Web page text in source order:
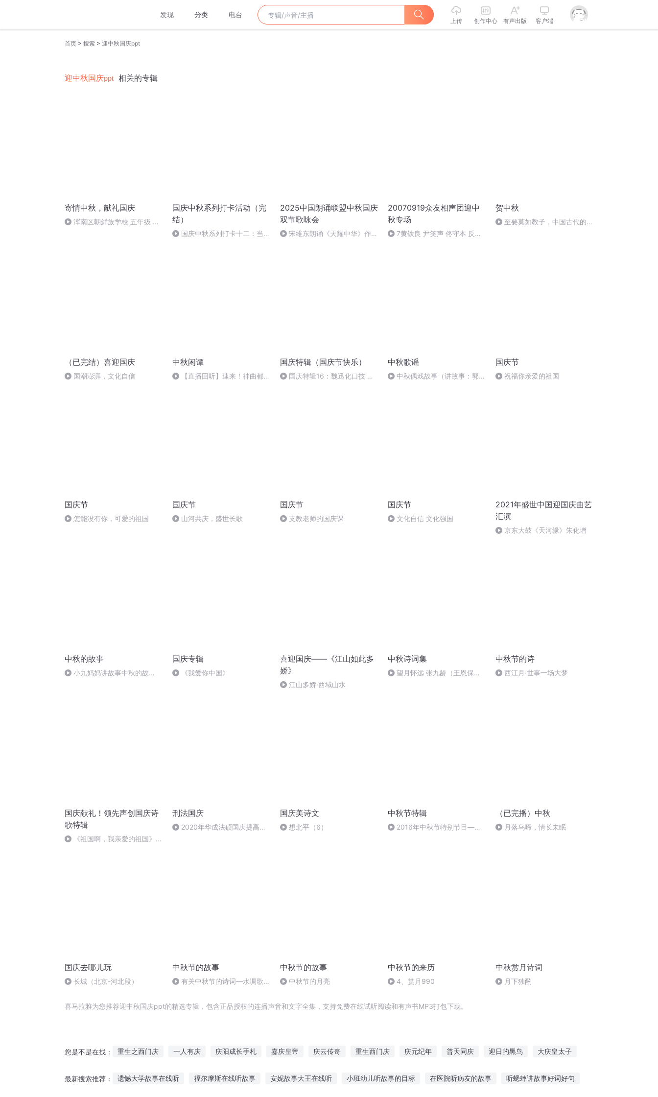
发现 分类 电台
上传 创作中心 有声出版 客户端
首页 > 搜索 > 迎中秋国庆ppt
迎中秋国庆ppt 相关的专辑
寄情中秋，献礼国庆
浑南区朝鲜族学校 五年级 孙
国庆中秋系列打卡活动（完
结）
国庆中秋系列打卡十二：当阳
2025中国朗诵联盟中秋国庆
双节歌咏会
宋维东朗诵《天耀中华》作
20070919众友相声团迎中
秋专场
7黄铁良 尹笑声 佟守本 反七
贺中秋
至要莫如教子，中国古代的家
（已完结）喜迎国庆
国潮澎湃，文化自信
中秋闲谭
【直播回听】速来！神曲都会
国庆特辑（国庆节快乐）
国庆特辑16：魏迅化口技 二
中秋歌谣
中秋偶戏故事（讲故事：郭
国庆节
祝福你亲爱的祖国
国庆节
怎能没有你，可爱的祖国
国庆节
山河共庆，盛世长歌
国庆节
支教老师的国庆课
国庆节
文化自信 文化强国
2021年盛世中国迎国庆曲艺
汇演
京东大鼓《天河缘》朱化增
中秋的故事
小九妈妈讲故事中秋的故
国庆专辑
《我爱你中国》
喜迎国庆——《江山如此多
娇》
江山多娇·西域山水
中秋诗词集
望月怀远 张九龄（王恩保吟
中秋节的诗
西江月·世事一场大梦
国庆献礼！领先声创国庆诗
歌特辑
《祖国啊，我亲爱的祖国》温
刑法国庆
2020年华成法硕国庆提高班
国庆美诗文
想北平（6）
中秋节特辑
2016年中秋节特别节目—夏
（已完播）中秋
月落乌啼，情长未眠
国庆去哪儿玩
长城（北京-河北段）
中秋节的故事
有关中秋节的诗词―水调歌
中秋节的故事
中秋节的月亮
中秋节的来历
4、赏月990
中秋赏月诗词
月下独酌
喜马拉雅为您推荐迎中秋国庆ppt的精选专辑，包含正品授权的连播声音和文字全集，支持免费在线试听阅读和有声书MP3打包下载。
您是不是在找： 重生之西门庆 一人有庆 庆阳成长手札 嘉庆皇帝 庆云传奇 重生西门庆 庆元纪年 普天同庆 迎日的黑鸟 大庆皇太子
最新搜索推荐： 遗憾大学故事在线听 福尔摩斯在线听故事 安妮故事大王在线听 小班幼儿听故事的目标 在医院听病友的故事 听蟋蟀讲故事好词好句